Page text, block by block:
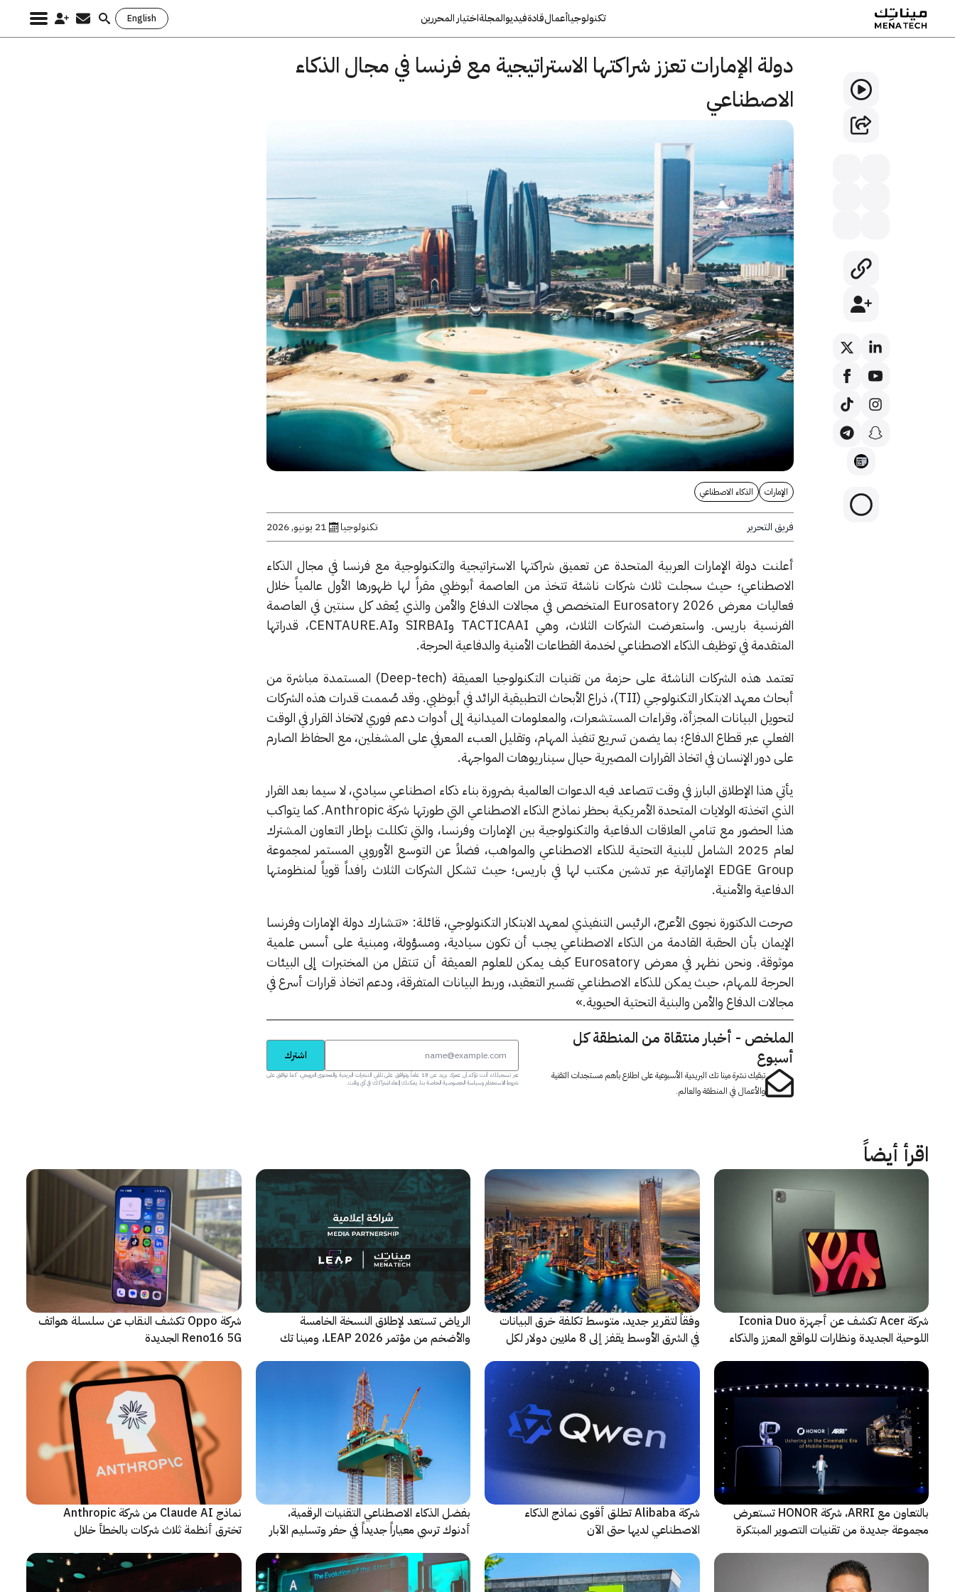
تكنولوجياأعمالقادةفيديوالمجلةاختيار المحررين English
Search
دولة الإمارات تعزز شراكتها الاستراتيجية مع فرنسا في مجال الذكاء
الاصطناعي
الإمارات الذكاء الاصطناعي
فريق التحرير تكنولوجيا 21 يونيو, 2026
أعلنت دولة الإمارات العربية المتحدة عن تعميق شراكتها الاستراتيجية والتكنولوجية مع فرنسا في مجال الذكاء
الاصطناعي؛ حيث سجلت ثلاث شركات ناشئة تتخذ من العاصمة أبوظبي مقراً لها ظهورها الأول عالمياً خلال
فعاليات معرض Eurosatory 2026 المتخصص في مجالات الدفاع والأمن والذي يُعقد كل سنتين في العاصمة
الفرنسية باريس. واستعرضت الشركات الثلاث، وهي TACTICAAI وSIRBAI وCENTAURE.AI، قدراتها
المتقدمة في توظيف الذكاء الاصطناعي لخدمة القطاعات الأمنية والدفاعية الحرجة.
تعتمد هذه الشركات الناشئة على حزمة من تقنيات التكنولوجيا العميقة (Deep-tech) المستمدة مباشرة من
أبحاث معهد الابتكار التكنولوجي (TII)، ذراع الأبحاث التطبيقية الرائد في أبوظبي. وقد صُممت قدرات هذه الشركات
لتحويل البيانات المجزأة، وقراءات المستشعرات، والمعلومات الميدانية إلى أدوات دعم فوري لاتخاذ القرار في الوقت
الفعلي عبر قطاع الدفاع؛ بما يضمن تسريع تنفيذ المهام، وتقليل العبء المعرفي على المشغلين، مع الحفاظ الصارم
على دور الإنسان في اتخاذ القرارات المصيرية حيال سيناريوهات المواجهة.
يأتي هذا الإطلاق البارز في وقت تتصاعد فيه الدعوات العالمية بضرورة بناء ذكاء اصطناعي سيادي، لا سيما بعد القرار
الذي اتخذته الولايات المتحدة الأمريكية بحظر نماذج الذكاء الاصطناعي التي طورتها شركة Anthropic. كما يتواكب
هذا الحضور مع تنامي العلاقات الدفاعية والتكنولوجية بين الإمارات وفرنسا، والتي تكللت بإطار التعاون المشترك
لعام 2025 الشامل للبنية التحتية للذكاء الاصطناعي والمواهب، فضلاً عن التوسع الأوروبي المستمر لمجموعة
EDGE Group الإماراتية عبر تدشين مكتب لها في باريس؛ حيث تشكل الشركات الثلاث رافداً قوياً لمنظومتها
الدفاعية والأمنية.
صرحت الدكتورة نجوى الأعرج، الرئيس التنفيذي لمعهد الابتكار التكنولوجي، قائلة: «تتشارك دولة الإمارات وفرنسا
الإيمان بأن الحقبة القادمة من الذكاء الاصطناعي يجب أن تكون سيادية، ومسؤولة، ومبنية على أسس علمية
موثوقة. ونحن نظهر في معرض Eurosatory كيف يمكن للعلوم العميقة أن تنتقل من المختبرات إلى البيئات
الحرجة للمهام، حيث يمكن للذكاء الاصطناعي تفسير التعقيد، وربط البيانات المتفرقة، ودعم اتخاذ قرارات أسرع في
مجالات الدفاع والأمن والبنية التحتية الحيوية.»
الملخص - أخبار منتقاة من المنطقة كل
أسبوع
تبقيك نشرة مينا تك البريدية الأسبوعية على اطلاع بأهم مستجدات التقنية
والأعمال في المنطقة والعالم.
اشترك
عبر تسجيلك، أنت تؤكد أن عمرك يزيد عن 18 عاماً وتوافق على تلقي النشرات البريدية والمحتوى الترويجي، كما توافق على
شروط الاستخدام وسياسة الخصوصية الخاصة بنا. يمكنك إلغاء اشتراكك في أي وقت.
اقرأ أيضاً
شركة Acer تكشف عن أجهزة Iconia Duo
اللوحية الجديدة ونظارات للواقع المعزز والذكاء
وفقاً لتقرير جديد، متوسط تكلفة خرق البيانات
في الشرق الأوسط يقفز إلى 8 ملايين دولار لكل
الرياض تستعد لإطلاق النسخة الخامسة
والأضخم من مؤتمر LEAP 2026، ومينا تك
شركة Oppo تكشف النقاب عن سلسلة هواتف
Reno16 5G الجديدة
بالتعاون مع ARRI، شركة HONOR تستعرض
مجموعة جديدة من تقنيات التصوير المبتكرة
شركة Alibaba تطلق أقوى نماذج الذكاء
الاصطناعي لديها حتى الآن
بفضل الذكاء الاصطناعي التقنيات الرقمية،
أدنوك ترسي معياراً جديداً في حفر وتسليم الآبار
نماذج Claude AI من شركة Anthropic
تخترق أنظمة ثلاث شركات بالخطأ خلال